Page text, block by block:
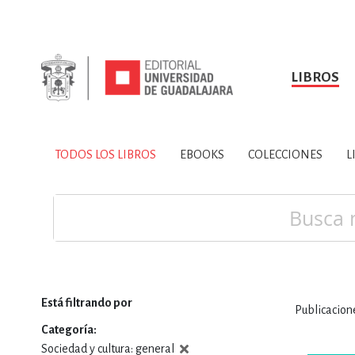
LIBROS
TODOS LOS LIBROS
SOBRE NOSOTROS HISTORIA
CIENCIAS DE LA
TODOS LOS LIBROS EBOOKS COLECCIONES
Está filtrando por
Categoría
Sociedad y cultura: general